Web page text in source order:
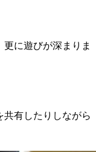
に遊びが深まりま
共有したりしながら